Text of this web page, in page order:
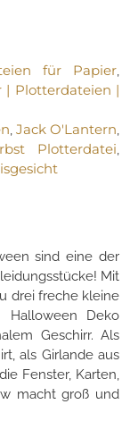
für Papier
| Plotterdateien |
Jack O'Lantern
Plotterdatei
sind eine der
Mit
drei freche kleine
Halloween Deko
Geschirr. Als
als Girlande aus
Fenster, Karten,
macht groß und